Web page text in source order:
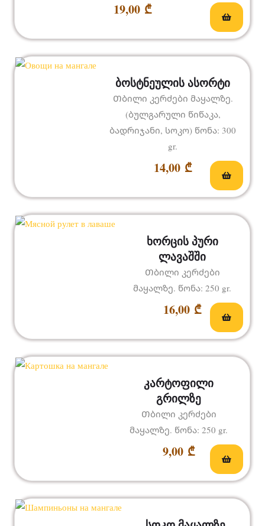
19,00 ₾
ბოსტნეულის ასორტი
14,00 ₾
Თბილი კერძები მაყალზე.
(ბულგარული წიწაკა,
ბადრიჯანი, სოკო) წონა: 300
gr.
ხორცის პური
ლავაშში
16,00 ₾
Თბილი კერძები
მაყალზე. წონა: 250 gr.
კარტოფილი
გრილზე
9,00 ₾
Თბილი კერძები
მაყალზე. წონა: 250 gr.